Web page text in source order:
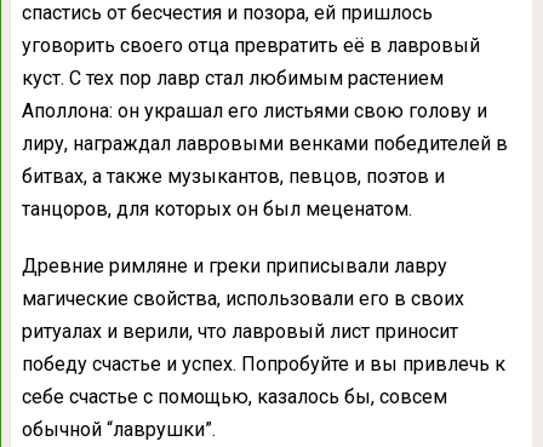
спастись от бесчестия и позора, ей пришлось
уговорить своего отца превратить её в лавровый
куст. С тех пор лавр стал любимым растением
Аполлона: он украшал его листьями свою голову и
лиру, награждал лавровыми венками победителей в
битвах, а также музыкантов, певцов, поэтов и
танцоров, для которых он был меценатом.
Древние римляне и греки приписывали лавру
магические свойства, использовали его в своих
ритуалах и верили, что лавровый лист приносит
победу счастье и успех. Попробуйте и вы привлечь к
себе счастье с помощью, казалось бы, совсем
обычной “лаврушки”.